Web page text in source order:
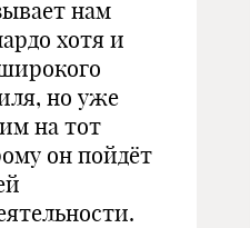
нам
хотя и
но уже
на тот
он пойдёт